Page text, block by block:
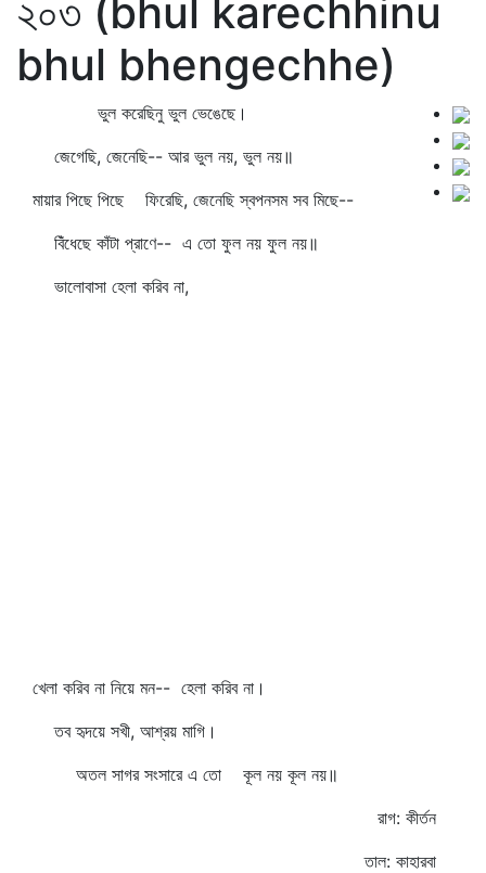
২০৩ (bhul karechhinu
bhul bhengechhe)
ভুল করেছিনু ভুল ভেঙেছে।
জেগেছি, জেনেছি-- আর ভুল নয়, ভুল নয়॥
মায়ার পিছে পিছে ফিরেছি, জেনেছি স্বপনসম সব মিছে--
বিঁধেছে কাঁটা প্রাণে-- এ তো ফুল নয় ফুল নয়॥
ভালোবাসা হেলা করিব না,
খেলা করিব না নিয়ে মন-- হেলা করিব না।
তব হৃদয়ে সখী, আশ্রয় মাগি।
অতল সাগর সংসারে এ তো কূল নয় কূল নয়॥
রাগ: কীর্তন
তাল: কাহারবা